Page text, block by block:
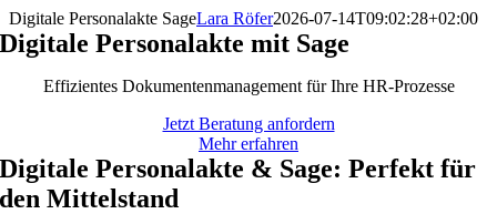
Zum
Inhalt
springen
Digitale Personalakte SageLara Röfer2026-07-14T09:02:28+02:00
Digitale Personalakte mit Sage
Effizientes Dokumentenmanagement für Ihre HR-Prozesse
Jetzt Beratung anfordern
Mehr erfahren
Digitale Personalakte & Sage: Perfekt für
den Mittelstand